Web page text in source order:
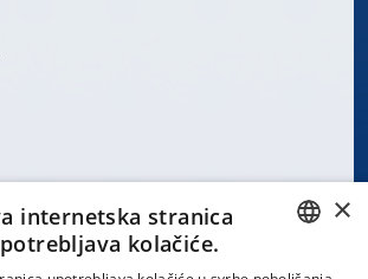
Split
CROATIAN
×
internetska stranica
kolačiće.